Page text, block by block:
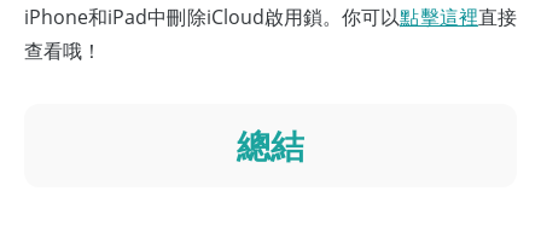
iPhone和iPad中刪除iCloud啟用鎖。你可以點擊這裡直接
查看哦！
總結